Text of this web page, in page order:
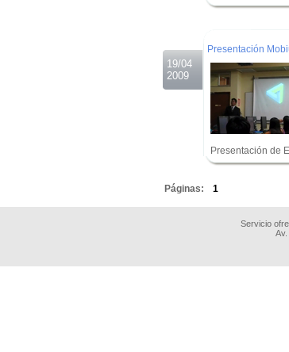
19/04
2009
Presentación
Presentación de
Páginas: 1
Servicio